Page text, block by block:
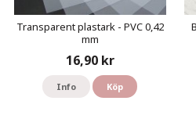
Transparent plastark - PVC 0,42
mm
16,90 kr
Info Köp